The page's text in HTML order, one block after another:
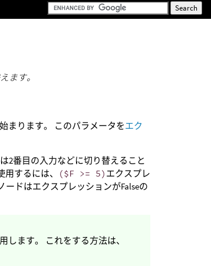
ます。
まります。 このパラメータをエク
2番目の入力などに切り替えること
するには、
($F >= 5) エクスプレ
ードはエクスプレッションがFalseの
ます。 これをする方法は、